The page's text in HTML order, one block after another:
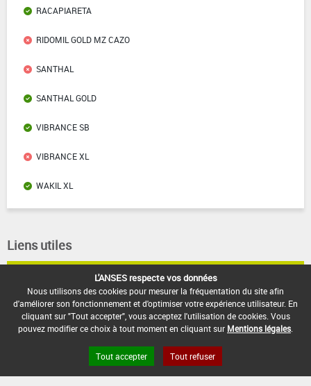
RACAPIARETA
RIDOMIL GOLD MZ CAZO
SANTHAL
SANTHAL GOLD
VIBRANCE SB
VIBRANCE XL
WAKIL XL
Liens utiles
Base de données européenne des pesticides
Base de données européenne des substances chimiques
L'ANSES respecte vos données
Nous utilisons des cookies pour mesurer la fréquentation du site afin
d'améliorer son fonctionnement et d'optimiser votre expérience utilisateur. En
cliquant sur "Tout accepter", vous acceptez l'utilisation de cookies. Vous
pouvez modifier ce choix à tout moment en cliquant sur Mentions légales
Tout accepter Tout refuser